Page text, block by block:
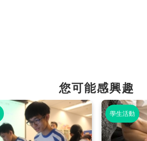
您可能感興趣
學生活動